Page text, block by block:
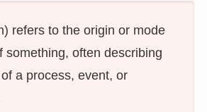
refers to the origin or mode
something, often describing
a process, event, or